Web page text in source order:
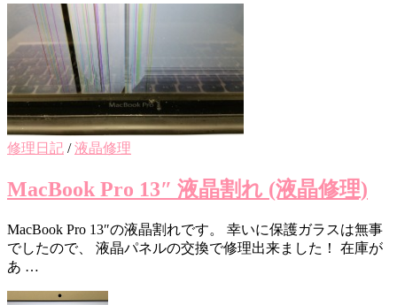
修理日記 /液晶修理
MacBook Pro 13″ 液晶割れ (液晶修理)
MacBook Pro 13″の液晶割れです。 幸いに保護ガラスは無事
でしたので、 液晶パネルの交換で修理出来ました！ 在庫が
あ …